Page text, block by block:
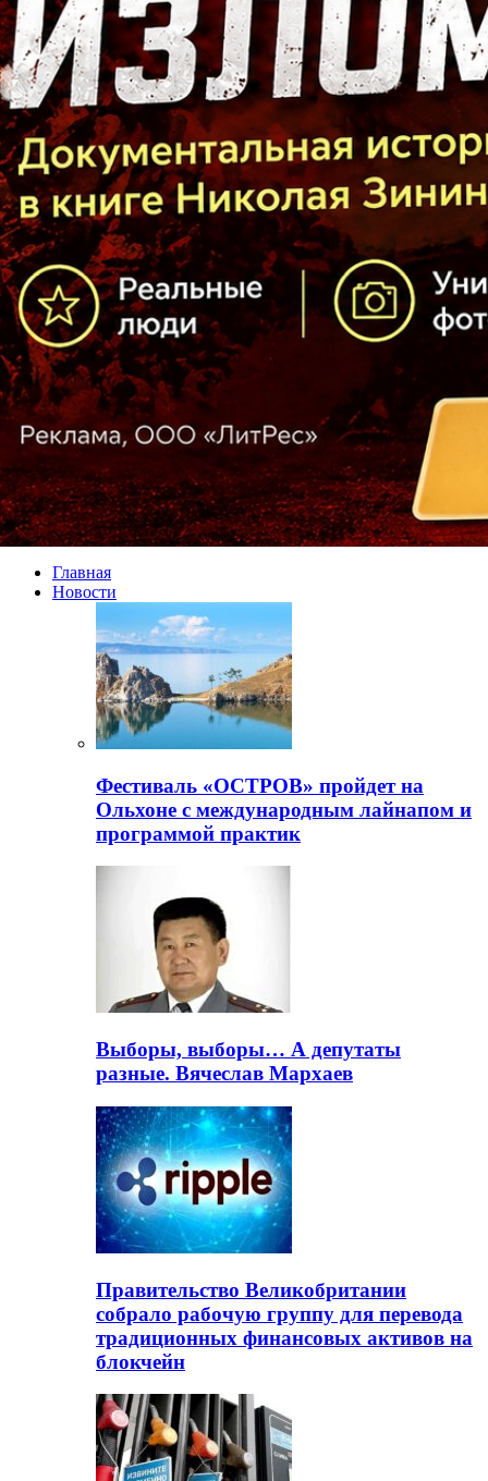
Главная
Новости
Фестиваль «ОСТРОВ» пройдет на
Ольхоне с международным лайнапом и
программой практик
Выборы, выборы… А депутаты
разные. Вячеслав Мархаев
Правительство Великобритании
собрало рабочую группу для перевода
традиционных финансовых активов на
блокчейн